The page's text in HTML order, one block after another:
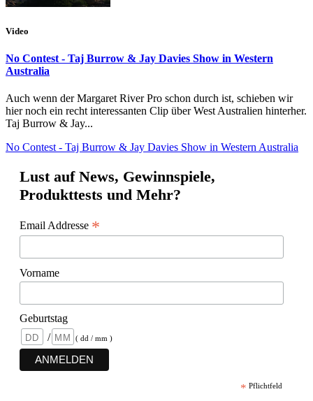
Video
No Contest - Taj Burrow & Jay Davies Show in Western
Australia
Auch wenn der Margaret River Pro schon durch ist, schieben wir
hier noch ein recht interessanten Clip über West Australien hinterher.
Taj Burrow & Jay...
No Contest - Taj Burrow & Jay Davies Show in Western Australia
Lust auf News, Gewinnspiele,
Produkttests und Mehr?
Email Addresse *
Vorname
Geburtstag
/
( dd / mm )
* Pflichtfeld